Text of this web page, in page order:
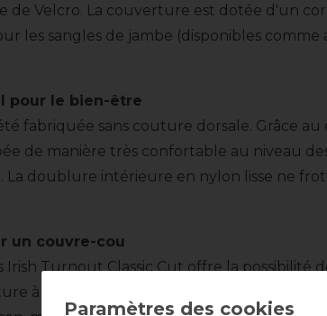
de Velcro. La couverture est dotée d'un
les sangles de jambe (disponibles comme
pour le bien-être
fabriquée sans couture dorsale. Grâce
de manière très confortable au niveau
La doublure intérieure en nylon lisse ne
un couvre-cou
Irish Turnout Classic Cut offre la possibilité
à l'aide de deux grandes bandes Velcro.